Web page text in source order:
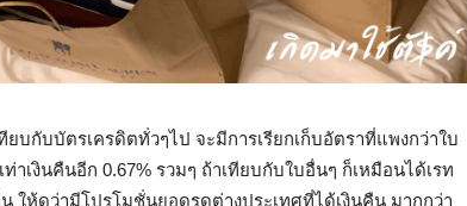
ยบกับบัตรเครดิตทั่วๆไป จะมีการเรียกเก็บอัตราที่แพงกว่าใบ
เงินคืนอีก 0.67% รวมๆ ถ้าเทียบกับใบอื่นๆ ก็เหมือนได้เรท
ให้ดูว่ามีโปรโมชั่นยอดรูดต่างประเทศที่ได้เงินคืน มากกว่า